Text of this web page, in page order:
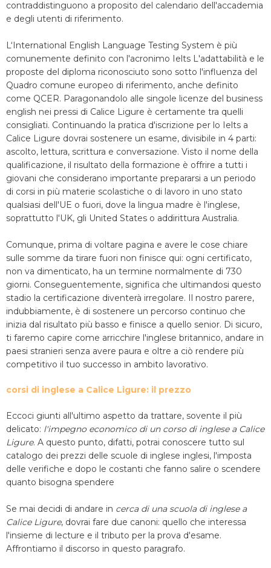
contraddistinguono a proposito del calendario dell'accademia
e degli utenti di riferimento.
L‘International English Language Testing System è più
comunemente definito con l'acronimo Ielts L'adattabilità e le
proposte del diploma riconosciuto sono sotto l'influenza del
Quadro comune europeo di riferimento, anche definito
come QCER. Paragonandolo alle singole licenze del business
english nei pressi di Calice Ligure è certamente tra quelli
consigliati. Continuando la pratica d'iscrizione per lo Ielts a
Calice Ligure dovrai sostenere un esame, divisibile in 4 parti:
ascolto, lettura, scrittura e conversazione. Visto il nome della
qualificazione, il risultato della formazione è offrire a tutti i
giovani che considerano importante prepararsi a un periodo
di corsi in più materie scolastiche o di lavoro in uno stato
qualsiasi dell'UE o fuori, dove la lingua madre è l'inglese,
soprattutto l'UK, gli United States o addirittura Australia.
Comunque, prima di voltare pagina e avere le cose chiare
sulle somme da tirare fuori non finisce qui: ogni certificato,
non va dimenticato, ha un termine normalmente di 730
giorni. Conseguentemente, significa che ultimandosi questo
stadio la certificazione diventerà irregolare. Il nostro parere,
indubbiamente, è di sostenere un percorso continuo che
inizia dal risultato più basso e finisce a quello senior. Di sicuro,
ti faremo capire come arricchire l'inglese britannico, andare in
paesi stranieri senza avere paura e oltre a ciò rendere più
competitivo il tuo successo in ambito lavorativo.
corsi di inglese a Calice Ligure: il prezzo
Eccoci giunti all'ultimo aspetto da trattare, sovente il più
delicato: l'impegno economico di un corso di inglese a Calice
Ligure. A questo punto, difatti, potrai conoscere tutto sul
catalogo dei prezzi delle scuole di inglese inglesi, l'imposta
delle verifiche e dopo le costanti che fanno salire o scendere
quanto bisogna spendere
Se mai decidi di andare in cerca di una scuola di inglese a
Calice Ligure, dovrai fare due canoni: quello che interessa
l'insieme di lecture e il tributo per la prova d'esame.
Affrontiamo il discorso in questo paragrafo.